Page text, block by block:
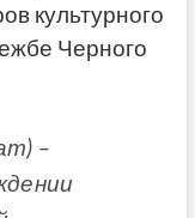
культурного
Черного
–